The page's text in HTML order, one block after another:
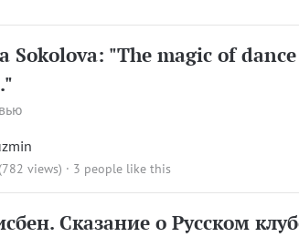
Sokolova: "The magic of
views) · 3 people like this
Сказание о Русском